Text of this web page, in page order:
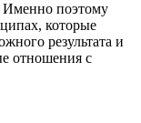
Именно поэтому
которые
результата и
отношения с